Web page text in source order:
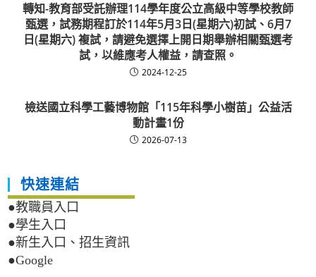
轉知-教育部受託辦理114學年度公立高級中等學校教師
甄選，試務期程訂於114年5月3日(星期六)初試、6月7
日(星期六) 複試，請避免選擇上開日期舉辦相關甄選考
試，以維應考人權益，請查照。
2024-12-25
檢送國立科學工藝博物館「115年科學小樹苗」公益活
動計畫1份
2026-07-13
快速連結
●教職員入口
●學生入口
●新生入口、招生資訊
●Google